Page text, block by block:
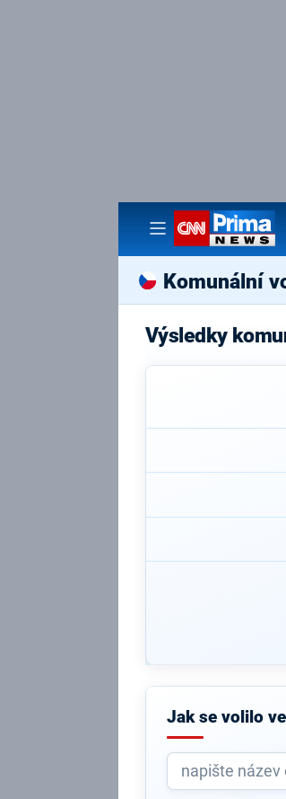
Komunální
Výsledky
Jak se volilo